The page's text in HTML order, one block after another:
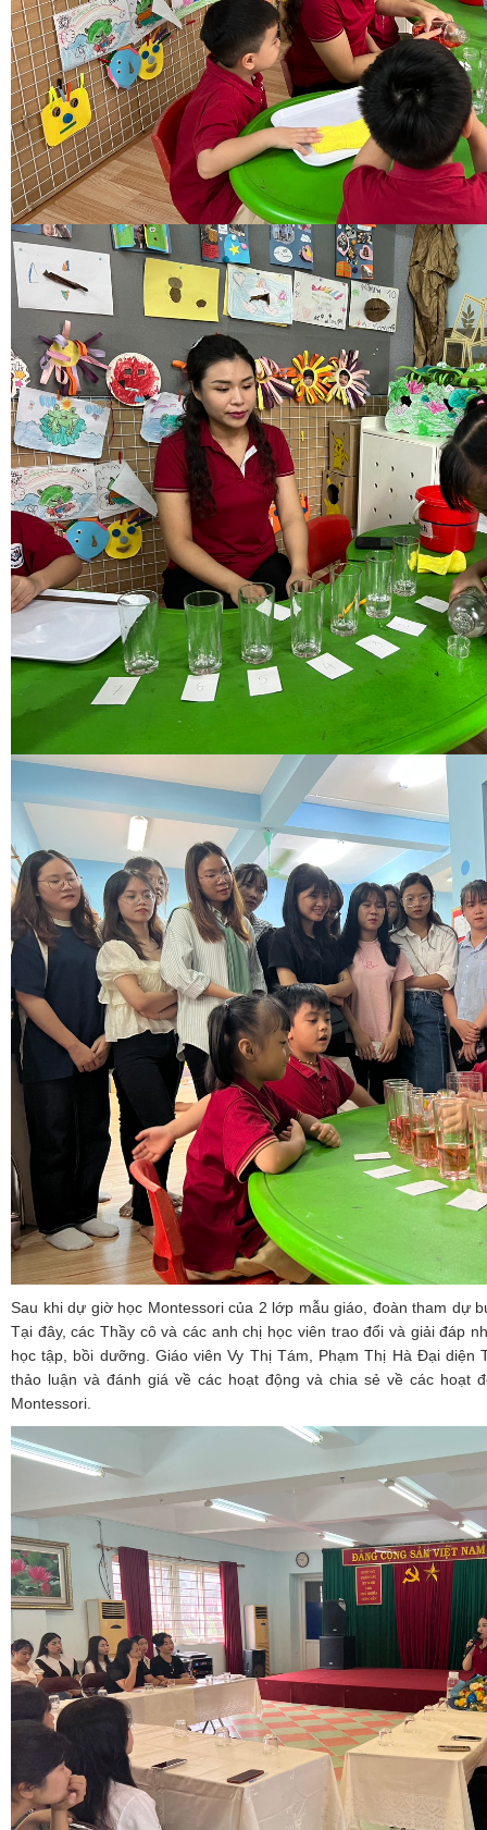
Sau khi dự giờ học Montessori của 2 lớp mẫu giáo, đoàn tham dự
Tại đây, các Thầy cô và các anh chị học viên trao đổi và giải đáp
học tập, bồi dưỡng. Giáo viên Vy Thị Tám, Phạm Thị Hà Đại diện
thảo luận và đánh giá về các hoạt động và chia sẻ về các hoạt
Montessori.